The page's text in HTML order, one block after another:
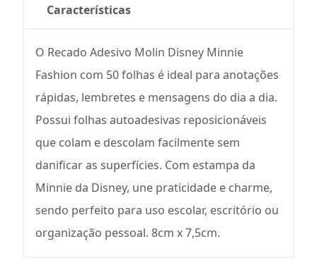
Características
O Recado Adesivo Molin Disney Minnie
Fashion com 50 folhas é ideal para anotações
rápidas, lembretes e mensagens do dia a dia.
Possui folhas autoadesivas reposicionáveis
que colam e descolam facilmente sem
danificar as superfícies. Com estampa da
Minnie da Disney, une praticidade e charme,
sendo perfeito para uso escolar, escritório ou
organização pessoal. 8cm x 7,5cm.